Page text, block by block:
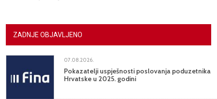
ZADNJE OBJAVLJENO
07.08.2026.
Pokazatelji uspješnosti poslovanja poduzetnika
Hrvatske u 2025. godini